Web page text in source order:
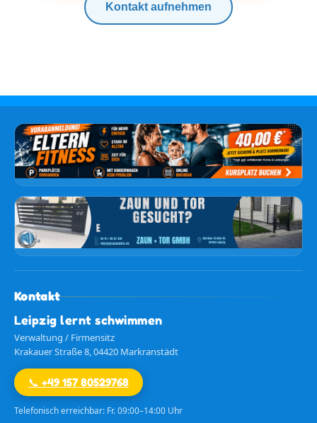
Kontakt aufnehmen
Kontakt
Leipzig lernt schwimmen
Verwaltung / Firmensitz
Krakauer Straße 8, 04420 Markranstädt
📞 +49 157 80529768
Telefonisch erreichbar: Fr. 09:00–14:00 Uhr